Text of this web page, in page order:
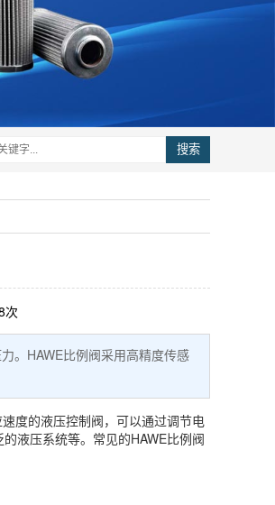
搜索
次
。HAWE比例阀采用高精度传感
度的液压控制阀，可以通过调节电
液压系统等。常见的HAWE比例阀